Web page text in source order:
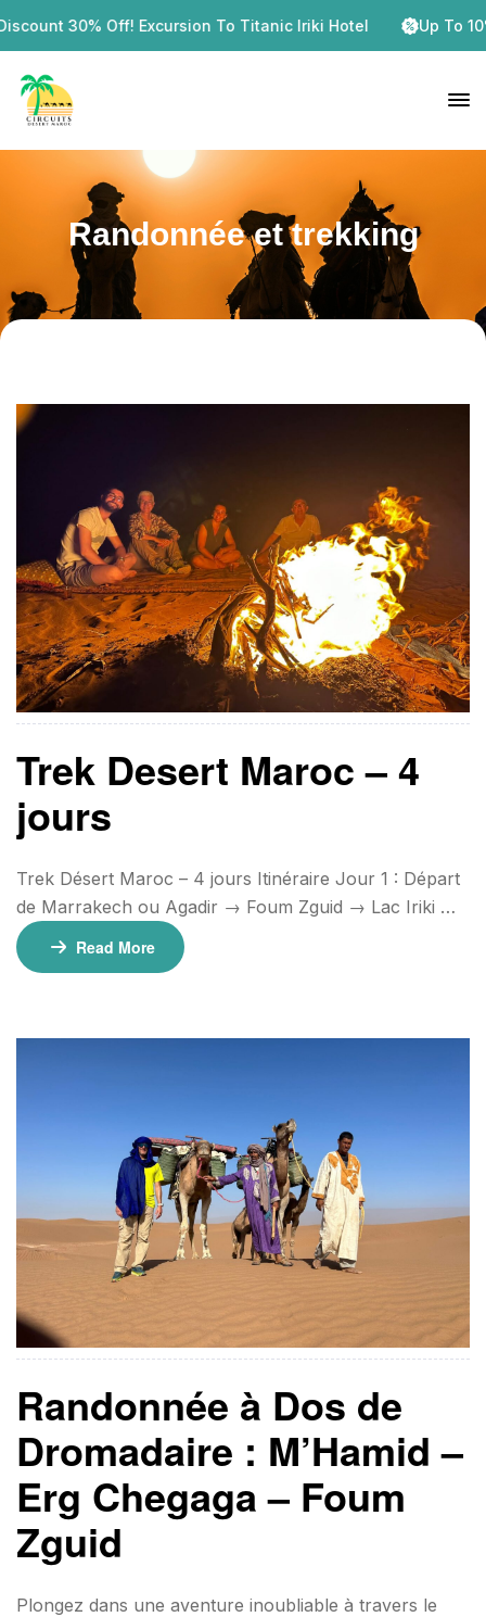
30% Off! Excursion To Titanic Iriki Hotel Up To 10%
Randonnée et trekking
Trek Desert Maroc – 4
jours
Trek Désert Maroc – 4 jours Itinéraire Jour 1 : Départ
de Marrakech ou Agadir → Foum Zguid → Lac Iriki →
Erg El Mhazil Jour 2 : Trek dans le désert → Oasis et
découverte de la vie nomade → Nuit maison d’hôtes.
Read More
Randonnée à Dos de
Dromadaire : M’Hamid –
Erg Chegaga – Foum
Zguid
Plongez dans une aventure inoubliable à travers le